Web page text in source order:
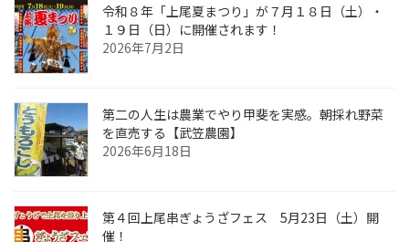
令和８年「上尾夏まつり」が７月１８日（土）・
１９日（日）に開催されます！
2026年7月2日
第二の人生は農業でやり甲斐を実感。朝採れ野菜
を直売する【武笠農園】
2026年6月18日
第４回上尾串ぎょうざフェス 5月23日（土）開
催！